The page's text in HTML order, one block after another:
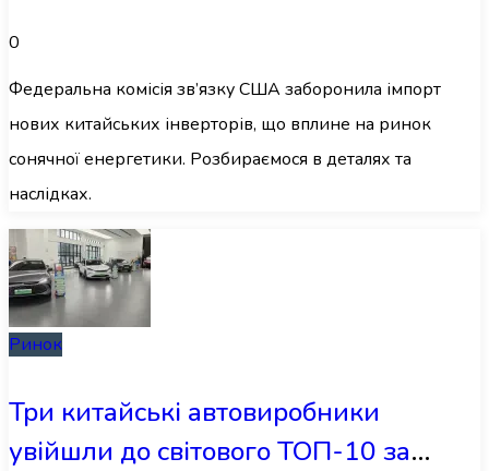
0
Федеральна комісія зв’язку США заборонила імпорт
нових китайських інверторів, що вплине на ринок
сонячної енергетики. Розбираємося в деталях та
наслідках.
Ринок
Три китайські автовиробники
увійшли до світового ТОП-10 за